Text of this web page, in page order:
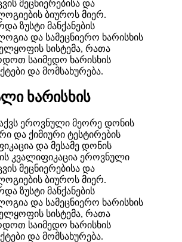
ხარისხის
ეროვნული მეორე დონის
და ქიმიური ტესტირების
და მესამე დონის
კვალიფიკაცია ეროვნული
მეცნიერებისა და
ბიუროს მიერ.
ზუსტი მანქანების
და სამეცნიერო ხარისხის
სისტემა, რათა
საიმედო ხარისხის
და მომსახურება.